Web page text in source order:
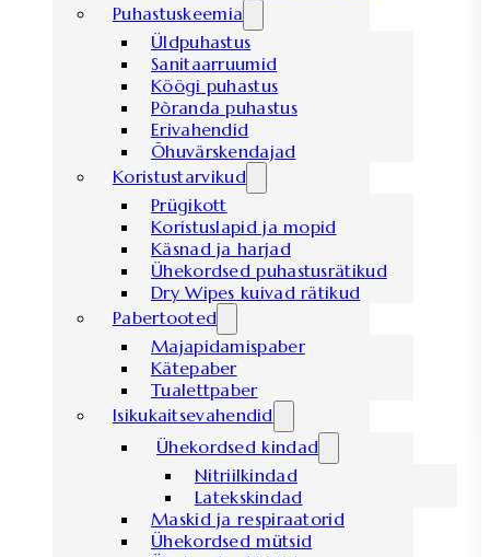
Puhastuskeemia
Üldpuhastus
Sanitaarruumid
Köögi puhastus
Põranda puhastus
Erivahendid
Õhuvärskendajad
Koristustarvikud
Prügikott
Koristuslapid ja mopid
Käsnad ja harjad
Ühekordsed puhastusrätikud
Dry Wipes kuivad rätikud
Pabertooted
Majapidamispaber
Kätepaber
Tualettpaber
Isikukaitsevahendid
Ühekordsed kindad
Nitriilkindad
Latekskindad
Maskid ja respiraatorid
Ühekordsed mütsid